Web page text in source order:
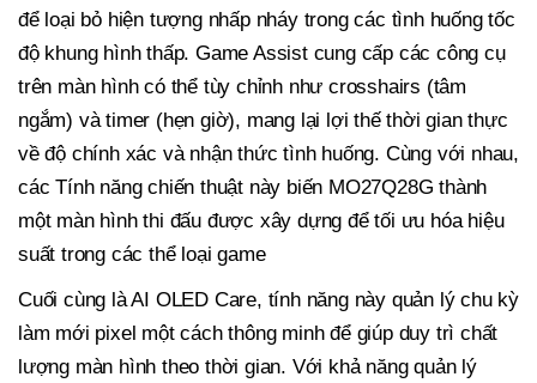
để loại bỏ hiện tượng nhấp nháy trong các tình huống tốc
độ khung hình thấp. Game Assist cung cấp các công cụ
trên màn hình có thể tùy chỉnh như crosshairs (tâm
ngắm) và timer (hẹn giờ), mang lại lợi thế thời gian thực
về độ chính xác và nhận thức tình huống. Cùng với nhau,
các Tính năng chiến thuật này biến MO27Q28G thành
một màn hình thi đấu được xây dựng để tối ưu hóa hiệu
suất trong các thể loại game
Cuối cùng là AI OLED Care, tính năng này quản lý chu kỳ
làm mới pixel một cách thông minh để giúp duy trì chất
lượng màn hình theo thời gian. Với khả năng quản lý